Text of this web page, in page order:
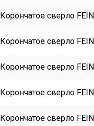
Корончатое сверло
Корончатое сверло
Корончатое сверло
Корончатое сверло
Корончатое сверло